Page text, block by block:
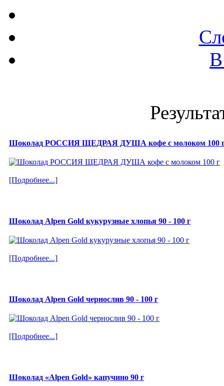
Шоколад РОССИЯ ЩЕДРАЯ ДУША кофе с молоком 100
[Подробнее...]
Шоколад Alpen Gold кукурузные хлопья 90 - 100 г
[Подробнее...]
Шоколад Alpen Gold чернослив 90 - 100 г
[Подробнее...]
Шоколад «Alpen Gold» капучино 90 г